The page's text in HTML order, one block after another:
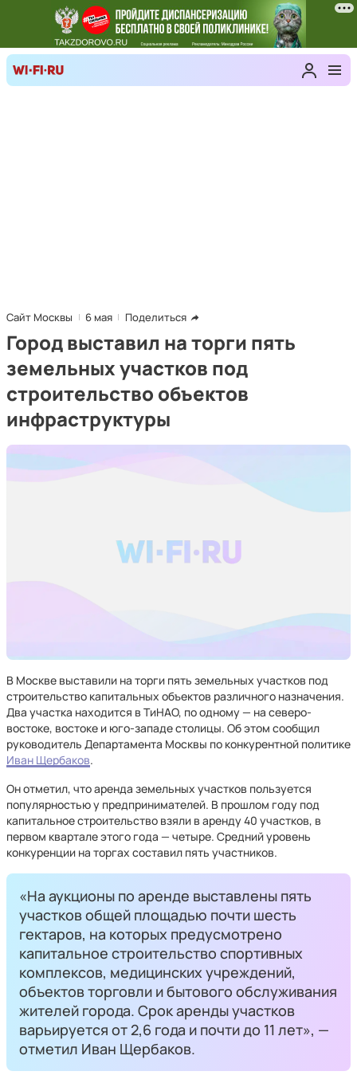
Сайт Москвы 6 мая Поделиться
Город выставил на торги пять
земельных участков под
строительство объектов
инфраструктуры
В Москве выставили на торги пять земельных участков под
строительство капитальных объектов различного назначения.
Два участка находится в ТиНАО, по одному — на северо-
востоке, востоке и юго-западе столицы. Об этом сообщил
руководитель Департамента Москвы по конкурентной политике
Иван Щербаков.
Он отметил, что аренда земельных участков пользуется
популярностью у предпринимателей. В прошлом году под
капитальное строительство взяли в аренду 40 участков, в
первом квартале этого года — четыре. Средний уровень
конкуренции на торгах составил пять участников.
«На аукционы по аренде выставлены пять
участков общей площадью почти шесть
гектаров, на которых предусмотрено
капитальное строительство спортивных
комплексов, медицинских учреждений,
объектов торговли и бытового обслуживания
жителей города. Срок аренды участков
варьируется от 2,6 года и почти до 11 лет», —
отметил Иван Щербаков.